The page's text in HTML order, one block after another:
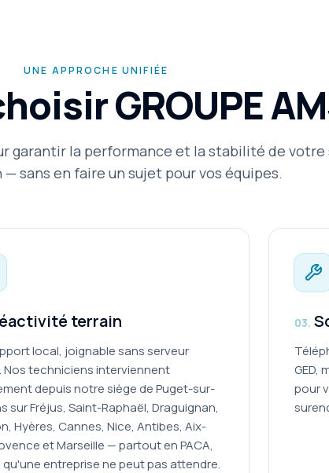
UNE APPROCHE UNIFIÉE
GROUPE
garantir la performance et la stabilité de votre
sans en faire un sujet pour vos équipes.
terrain
local, joignable sans serveur
Nos techniciens interviennent
depuis notre siège de Puget-sur-
sur Fréjus, Saint-Raphaël, Draguignan,
Hyères, Cannes, Nice, Antibes, Aix-
et Marseille — partout en PACA,
entreprise ne peut pas attendre.
03.
GED,
pour